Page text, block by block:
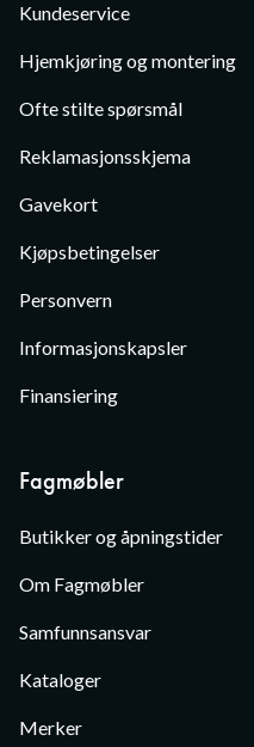
Kundeservice
Hjemkjøring og montering
Ofte stilte spørsmål
Reklamasjonsskjema
Gavekort
Kjøpsbetingelser
Personvern
Informasjonskapsler
Finansiering
Fagmøbler
Butikker og åpningstider
Om Fagmøbler
Samfunnsansvar
Kataloger
Merker